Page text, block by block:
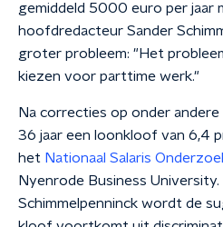
gemiddeld 5000 euro per jaar
hoofdredacteur Sander
groter probleem: "Het
kiezen voor parttime werk."
Na correcties op onder
36 jaar een loonkloof van 6,4
het Nationaal Salaris
Nyenrode Business University.
Schimmelpenninck wordt de